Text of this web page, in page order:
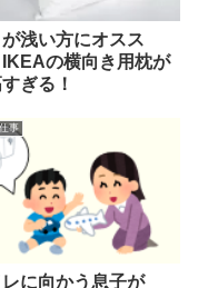
浅い方にオスス
IKEAの横向き用枕が
ぎる！
事
レに向かう息子が